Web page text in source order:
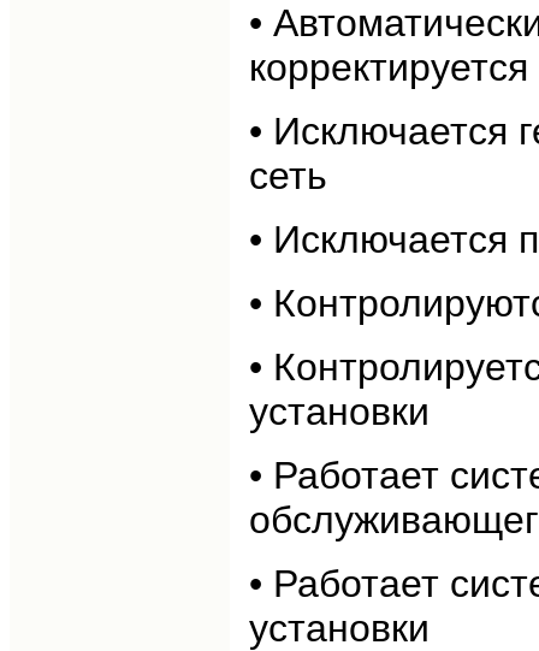
•
• Исключается
сеть
• Исключается
•
•
установки
• Работает
• Работает
установки